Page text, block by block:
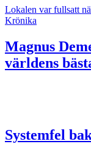
Lokalen var fullsatt
Krönika
Magnus
världens
Systemfel